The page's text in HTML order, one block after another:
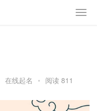
在线起名 • 阅读 811